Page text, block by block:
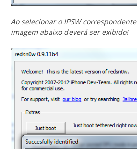
Ao selecionar o IPSW
imagem abaixo deverá ser exibido!